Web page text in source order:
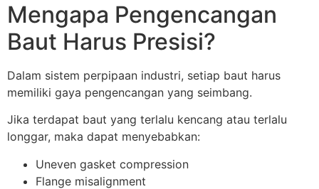
Mengapa Pengencangan
Baut Harus Presisi?
Dalam sistem perpipaan industri, setiap baut harus
memiliki gaya pengencangan yang seimbang.
Jika terdapat baut yang terlalu kencang atau terlalu
longgar, maka dapat menyebabkan:
Uneven gasket compression
Flange misalignment